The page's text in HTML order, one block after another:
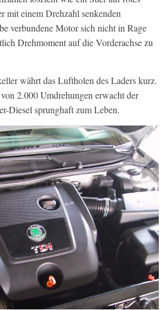
mit einem Drehzahl senkenden
verbundene Motor sich nicht in Rage
Drehmoment auf die Vorderachse zu
währt das Luftholen des Laders kurz.
2.000 Umdrehungen erwacht der
Diesel sprunghaft zum Leben.